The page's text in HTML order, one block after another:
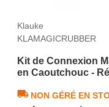
Klauke
KLAMAGICRUBBER
Kit de Connexion
en Caoutchouc -
NON GÉRÉ EN